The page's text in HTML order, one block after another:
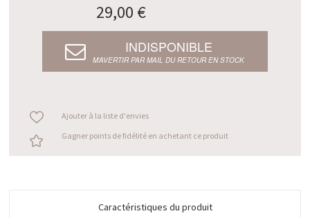
29,00 €
INDISPONIBLE
M’AVERTIR PAR MAIL DU RETOUR EN STOCK
Ajouter à la liste d'envies
Gagner points de fidélité en achetant ce produit
Caractéristiques du produit